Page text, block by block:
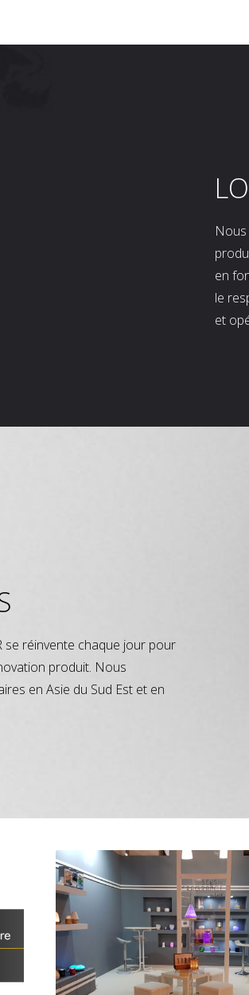
en
le
et
se réinvente chaque jour pour
produit. Nous
en Asie du Sud Est et en